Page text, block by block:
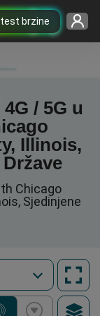
brzine
/ 5G u
Illinois,
Chicago
Sjedinjene